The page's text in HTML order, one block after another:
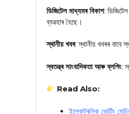
ডিজিটেল মাধ্যমৰ বিকাশ:
ব্যৱহাৰ হৈছে।
স্থানীয় খবৰ: স্থানীয় খবৰৰ বাবে
স্বতন্ত্ৰ সাংবাদিকতা আৰু ব্লগিং:
Read Also:
ইলেকট্ৰনিক ভোটিং